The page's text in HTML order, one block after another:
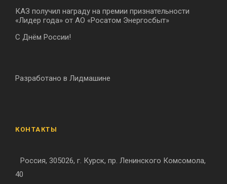
КАЗ получил награду на премии признательности
«Лидер года» от АО «Росатом Энергосбыт»
С Днём России!
Разработано в Лидмашине
КОНТАКТЫ
Россия, 305026, г. Курск, пр. Ленинского Комсомола,
40